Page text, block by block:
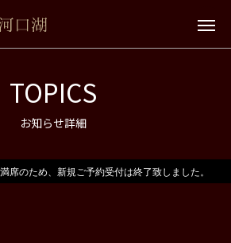
TOPICS
お知らせ詳細
席のため、新規ご予約受付は終了致しました。